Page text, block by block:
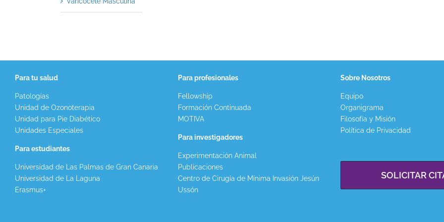
Para tu salud
Patologías
Unidad de Ozonoterapia
Unidad para Pie Diabético
Unidades Especiales
Para estudiantes
Universidad de Las Palmas de Gran Canaria
Universidad de La Laguna
Erasmus+
Para profesionales
Fellowship
Formación Continuada
MOTIVA
Para investigadores
Experimentación Animal
Publicaciones
Centro de Cirugía de Mínima Invasión Jesún
Ussón
Sobre Nosotros
Equipo
Organigrama
Filosofía y Misión
Política de Privacidad
SOLICITAR